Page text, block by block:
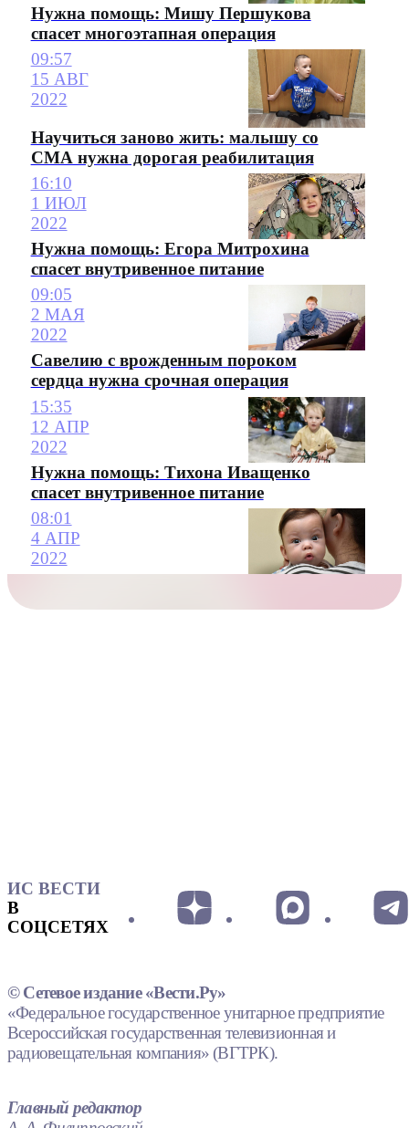
Нужна помощь: Мишу Першукова
спасет многоэтапная операция
09:57
15 АВГ
2022
Научиться заново жить: малышу со
СМА нужна дорогая реабилитация
16:10
1 ИЮЛ
2022
Нужна помощь: Егора Митрохина
спасет внутривенное питание
09:05
2 МАЯ
2022
Савелию с врожденным пороком
сердца нужна срочная операция
15:35
12 АПР
2022
Нужна помощь: Тихона Иващенко
спасет внутривенное питание
08:01
4 АПР
2022
ИС ВЕСТИ
В
СОЦСЕТЯХ
© Сетевое издание «Вести.Ру»
«Федеральное государственное унитарное предприятие
Всероссийская государственная телевизионная и
радиовещательная компания» (ВГТРК).
Главный редактор